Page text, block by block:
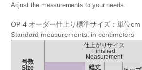
Adjust the measurements to your needs.
OP-4 オーダー仕上り標準サイズ：単位cm
Standard measurements: in centimeters
号数
Size
仕上がりサイズ
Finished
Measurement
総丈